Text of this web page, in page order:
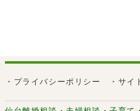
・プライバシーポリシー ・サイ